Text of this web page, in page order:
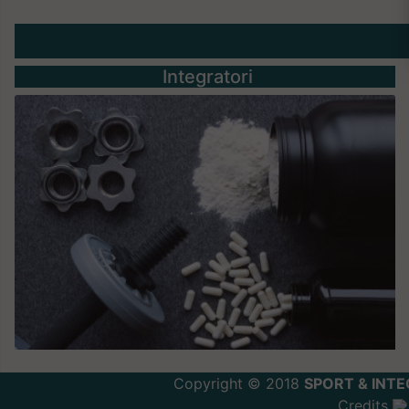
Integratori
Copyright © 2018 SPORT &
Credits